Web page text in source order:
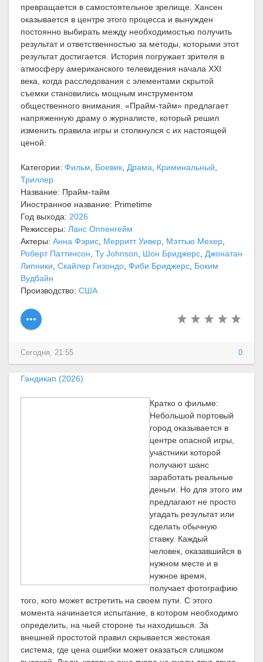
превращается в самостоятельное зрелище. Хансен
оказывается в центре этого процесса и вынужден
постоянно выбирать между необходимостью получить
результат и ответственностью за методы, которыми этот
результат достигается. История погружает зрителя в
атмосферу американского телевидения начала XXI
века, когда расследования с элементами скрытой
съемки становились мощным инструментом
общественного внимания. «Прайм-тайм» предлагает
напряженную драму о журналисте, который решил
изменить правила игры и столкнулся с их настоящей
ценой.
Категории: Фильм Боевик Драма Криминальный
Триллер
Название: Прайм-тайм
Иностранное название: Primetime
Год выхода: 2026
Режиссеры: Ланс Оппенгейм
Актеры: Анна Фэрис Мерритт Уивер Мэттью Мехер
Роберт Паттинсон Ty Johnson Шон Бриджерс Джонатан
Липники Скайлер Гизондо Фиби Бриджерс Боким
Вудбайн
Производство: США
0
Сегодня, 21:55
Гандикап (2026)
Кратко о фильме:
Небольшой портовый
город оказывается в
центре опасной игры,
участники которой
получают шанс
заработать реальные
деньги. Но для этого им
предлагают не просто
угадать результат или
сделать обычную
ставку. Каждый
человек, оказавшийся в
нужном месте и в
нужное время,
получает фотографию
того, кого может встретить на своем пути. С этого
момента начинается испытание, в котором необходимо
определить, на чьей стороне ты находишься. За
внешней простотой правил скрывается жестокая
система, где цена ошибки может оказаться слишком